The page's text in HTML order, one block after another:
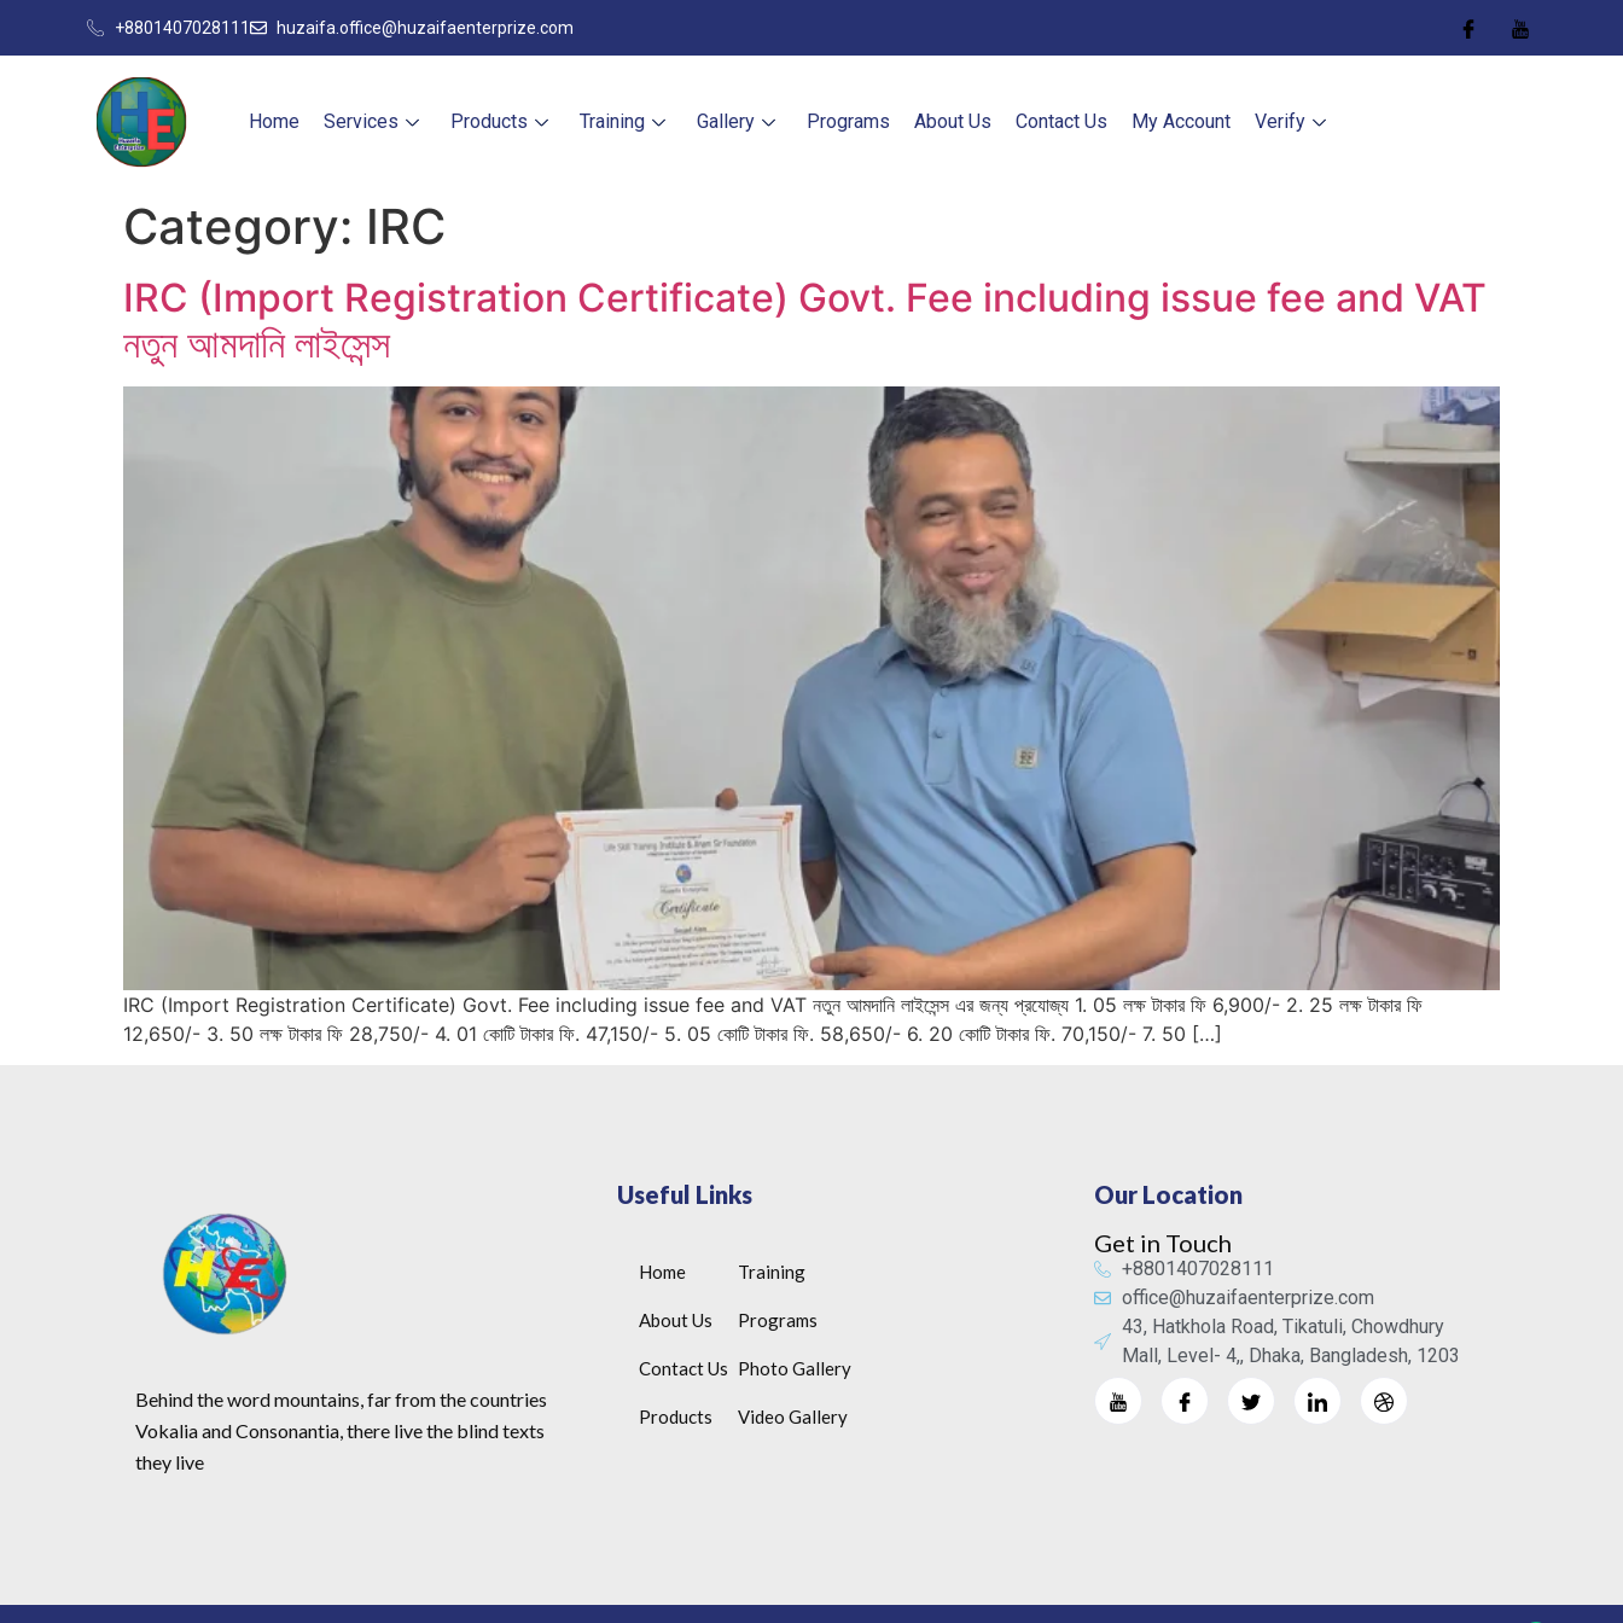
+8801407028111 huzaifa.office@huzaifaenterprize.com
Home Services Products Training Gallery Programs About Us Contact Us My Account Verify
Category: IRC
IRC (Import Registration Certificate) Govt. Fee including issue fee and VAT
নতুন আমদানি লাইসেন্স
IRC (Import Registration Certificate) Govt. Fee including issue fee and VAT নতুন আমদানি লাইসেন্স এর জন্য প্রযোজ্য 1. 05 লক্ষ টাকার ফি 6,900/- 2. 25 লক্ষ টাকার ফি
12,650/- 3. 50 লক্ষ টাকার ফি 28,750/- 4. 01 কোটি টাকার ফি. 47,150/- 5. 05 কোটি টাকার ফি. 58,650/- 6. 20 কোটি টাকার ফি. 70,150/- 7. 50 […]
Behind the word mountains, far from the countries
Vokalia and Consonantia, there live the blind texts
they live
Useful Links
Home
About Us
Contact Us
Products
Training
Programs
Photo Gallery
Video Gallery
Our Location
Get in Touch
+8801407028111
office@huzaifaenterprize.com
43, Hatkhola Road, Tikatuli, Chowdhury
Mall, Level- 4,, Dhaka, Bangladesh, 1203